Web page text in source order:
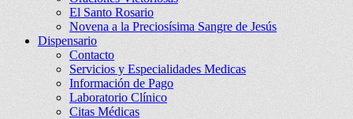
El Santo Rosario
Novena a la Preciosísima Sangre de Jesús
Dispensario
Contacto
Servicios y Especialidades Medicas
Información de Pago
Laboratorio Clínico
Citas Médicas